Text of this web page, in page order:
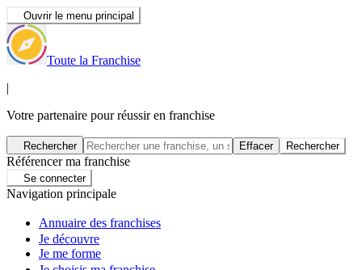
Ouvrir le menu principal
Toute la Franchise
|
Votre partenaire pour réussir en franchise
Rechercher Effacer Rechercher
Référencer ma franchise
Se connecter
Navigation principale
Annuaire des franchises
Je découvre
Je me forme